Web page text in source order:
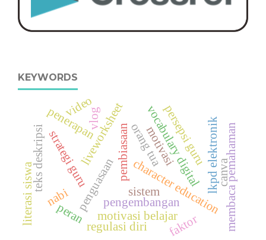
KEYWORDS
character education
pembiasaan
penguasaan vocabulary digital
liveworksheet lkpd elektronik
pengembangan
strategi guru
motivasi belajar
orang tua
regulasi diri
motivasi
peran
nabi
penerapan persepsi guru
canva
teks deskripsi sistem
vlog
video
literasi siswa faktor membaca pemahaman